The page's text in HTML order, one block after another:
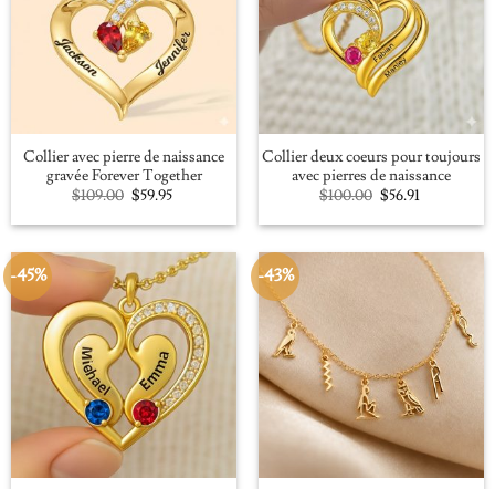
Collier avec pierre de naissance
gravée Forever Together
$109.00 Original
price
was:
$59.95Current
is:
Collier deux coeurs pour toujours
avec pierres de naissance
$100.00 Original
price
was:
$56.91Current
is:
-45% -43%